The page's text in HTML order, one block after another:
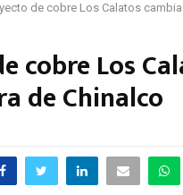
de cobre Los Calatos
cobre Los
de Chinalco